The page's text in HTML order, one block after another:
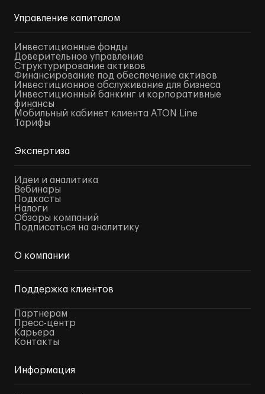
Управление капиталом
Инвестиционные фонды
Доверительное управление
Структурирование активов
Финансирование под обеспечение активов
Инвестиционное обслуживание для бизнеса
Инвестиционный банкинг и корпоративные
финансы
Мобильный кабинет клиента ATON Line
Тарифы
Экспертиза
Идеи и аналитика
Вебинары
Подкасты
Налоги
Обзоры компаний
Подписаться на аналитику
О компании
Поддержка клиентов
Партнерам
Пресс-центр
Карьера
Контакты
Информация